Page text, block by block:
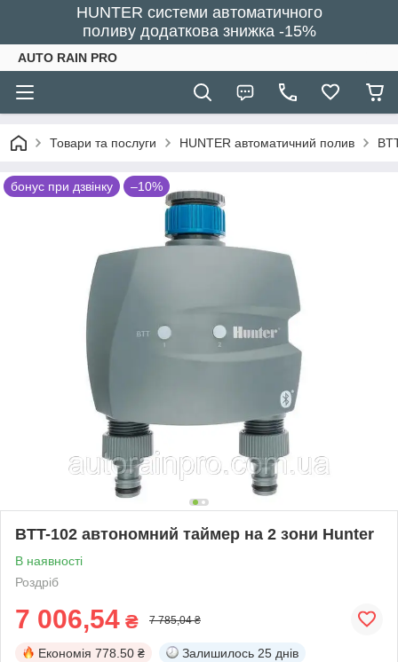
HUNTER системи автоматичного
поливу додаткова знижка -15%
AUTO RAIN PRO
Товари та послуги HUNTER автоматичний полив
бонус при дзвінку –10%
BTT-102 автономний таймер на 2 зони Hunter
В наявності
Роздріб
7 006,54 ₴ 7 785,04 ₴
Економія 778.50 ₴ Залишилось 25 днів